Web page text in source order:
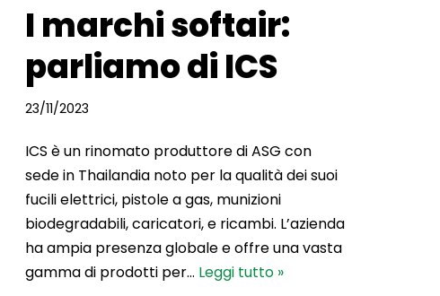
I marchi softair:
parliamo di ICS
23/11/2023
ICS è un rinomato produttore di ASG con
sede in Thailandia noto per la qualità dei suoi
fucili elettrici, pistole a gas, munizioni
biodegradabili, caricatori, e ricambi. L’azienda
ha ampia presenza globale e offre una vasta
gamma di prodotti per… Leggi tutto »